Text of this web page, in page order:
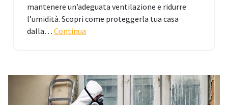
mantenere un’adeguata ventilazione e ridurre
l’umidità. Scopri come proteggerla tua casa
dalla… Continua